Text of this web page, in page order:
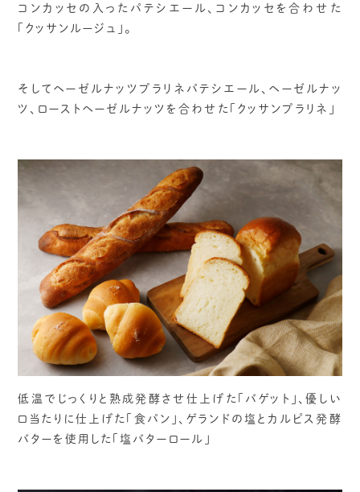
コンカッセの入ったパテシエール、コンカッセを合わせた
「クッサンルージュ」。
そしてヘーゼルナッツプラリネパテシエール、ヘーゼルナッ
ツ、ローストヘーゼルナッツを合わせた「クッサンプラリネ」
低温でじっくりと熟成発酵させ仕上げた「バゲット」、優しい
口当たりに仕上げた「食パン」、ゲランドの塩とカルピス発酵
バターを使用した「塩バターロール」